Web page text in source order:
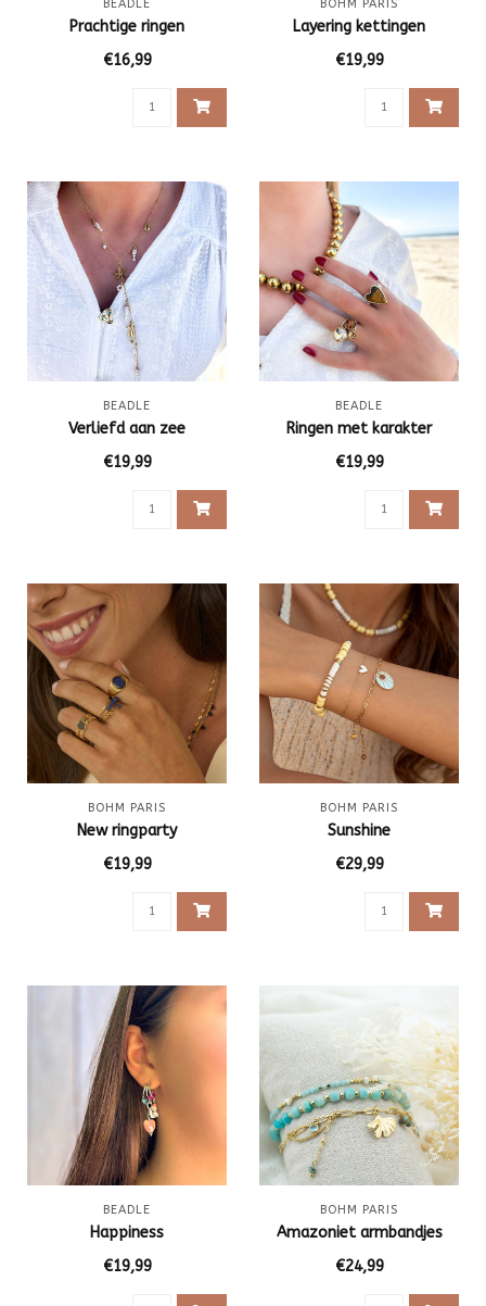
BEADLE
Prachtige ringen
€16,99
BOHM PARIS
Layering kettingen
€19,99
BEADLE
Verliefd aan zee
€19,99
BEADLE
Ringen met karakter
€19,99
BOHM PARIS
New ringparty
€19,99
BOHM PARIS
Sunshine
€29,99
BEADLE
Happiness
€19,99
BOHM PARIS
Amazoniet armbandjes
€24,99